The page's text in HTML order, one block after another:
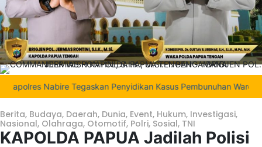
Nabire Tegaskan Penyidikan Kasus Pembunuhan Waroki
Berita, Budaya, Daerah, Dunia, Event, Hukum, Investigasi,
Nasional, Olahraga, Otomotif, Polri, Sosial, TNI
KAPOLDA PAPUA Jadilah Polisi